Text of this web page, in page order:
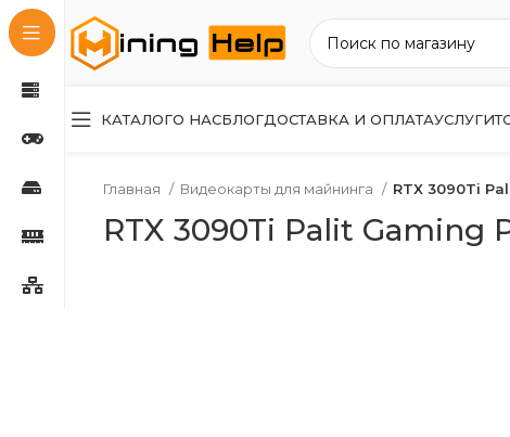
КАТАЛОГО НАСБЛОГДОСТАВКА И ОПЛАТАУСЛУГИ
Главная Видеокарты для майнинга RTX 3090Ti
RTX 3090Ti Palit Gaming